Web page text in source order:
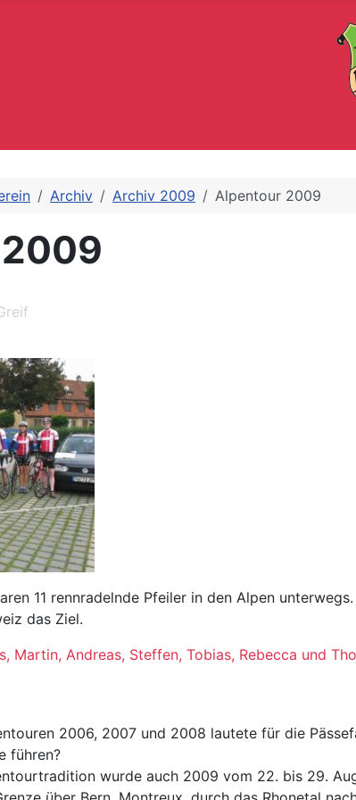
Archiv Archiv 2009 Alpentour 2009
11 rennradelnde Pfeiler in den Alpen unterwegs.
das Ziel.
Martin, Andreas, Steffen, Tobias, Rebecca und
2006, 2007 und 2008 lautete für die
führen?
wurde auch 2009 vom 22. bis 29.